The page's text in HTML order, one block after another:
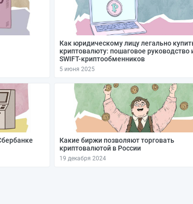
Как юридическому лицу легально
криптовалюту: пошаговое руководство
SWIFT-криптообменников
5 июня 2025
Какие биржи позволяют торговать
криптовалютой в России
19 декабря 2024